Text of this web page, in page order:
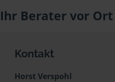
Ihr Berater vor Ort
Kontakt
Horst Verspohl